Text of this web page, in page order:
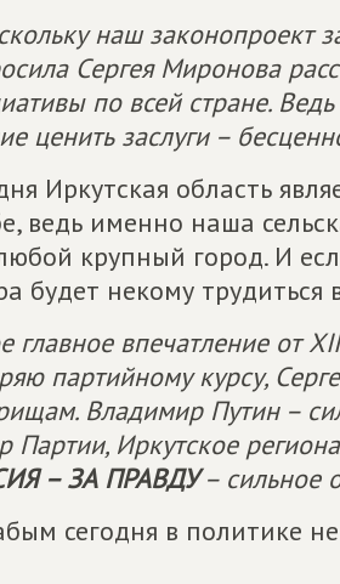
наш законопроект
Сергея Миронова
по всей стране.
ценить заслуги –
Иркутская область
ведь именно наша
крупный город. И
будет некому трудиться
главное впечатление от
партийному курсу,
Владимир Путин –
Партии, Иркутское
– ЗА ПРАВДУ– сильное
сегодня в политике